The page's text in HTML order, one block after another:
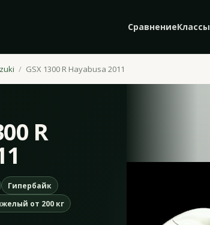
СравнениеКлассы
GSX 1300 R Hayabusa 2011
R
Гипербайк
от 200 кг